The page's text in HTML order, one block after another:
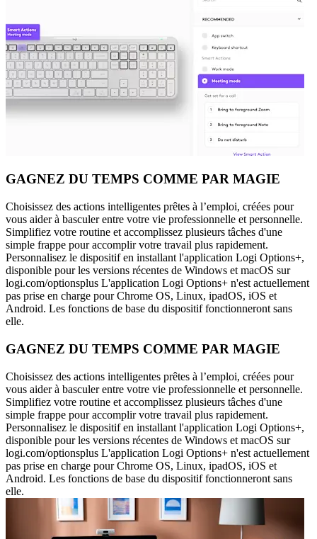
GAGNEZ DU TEMPS COMME PAR MAGIE
Choisissez des actions intelligentes prêtes à l’emploi, créées pour
vous aider à basculer entre votre vie professionnelle et personnelle.
Simplifiez votre routine et accomplissez plusieurs tâches d'une
simple frappe pour accomplir votre travail plus rapidement.
Personnalisez le dispositif en installant l'application Logi Options+,
disponible pour les versions récentes de Windows et macOS sur
logi.com/optionsplus L'application Logi Options+ n'est actuellement
pas prise en charge pour Chrome OS, Linux, ipadOS, iOS et
Android. Les fonctions de base du dispositif fonctionneront sans
elle.
GAGNEZ DU TEMPS COMME PAR MAGIE
Choisissez des actions intelligentes prêtes à l’emploi, créées pour
vous aider à basculer entre votre vie professionnelle et personnelle.
Simplifiez votre routine et accomplissez plusieurs tâches d'une
simple frappe pour accomplir votre travail plus rapidement.
Personnalisez le dispositif en installant l'application Logi Options+,
disponible pour les versions récentes de Windows et macOS sur
logi.com/optionsplus L'application Logi Options+ n'est actuellement
pas prise en charge pour Chrome OS, Linux, ipadOS, iOS et
Android. Les fonctions de base du dispositif fonctionneront sans
elle.